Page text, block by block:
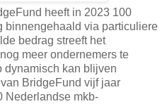
heeft in 2023 100
binnengehaald via particuliere
bedrag streeft het
meer ondernemers te
dynamisch kan blijven
BridgeFund vijf jaar
Nederlandse mkb-